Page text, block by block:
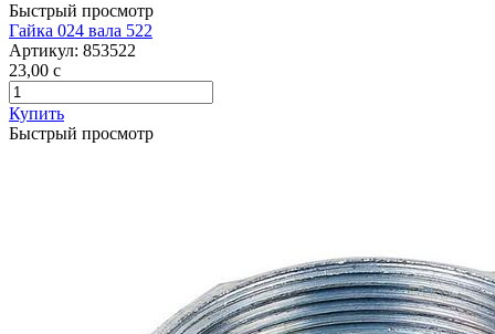
Быстрый просмотр
Гайка 024 вала 522
Артикул: 853522
23,00 c
Купить
Быстрый просмотр